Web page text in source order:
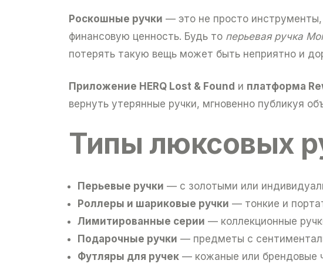
Роскошные ручки — это не просто
финансовую ценность. Будь то перьевая ручка
потерять такую вещь может быть неприятно и
Приложение HERQ Lost & Found и платформа
вернуть утерянные ручки, мгновенно публикуя
Типы люксовых
Перьевые ручки — с золотыми или
Роллеры и шариковые ручки — тонкие и
Лимитированные серии — коллекционные
Подарочные ручки — предметы с
Футляры для ручек — кожаные или брендовые